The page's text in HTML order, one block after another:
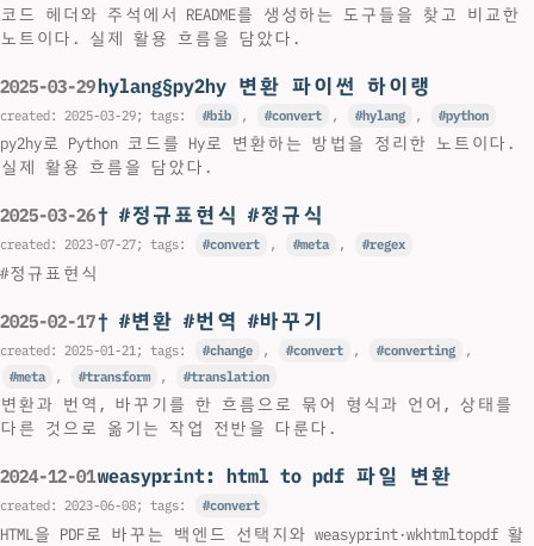
코드 헤더와 주석에서 README를 생성하는 도구들을 찾고 비교한
노트이다. 실제 활용 흐름을 담았다.
2025-03-29hylang§py2hy 변환 파이썬 하이랭
created: 2025-03-29; tags: bib , convert , hylang , python
py2hy로 Python 코드를 Hy로 변환하는 방법을 정리한 노트이다.
실제 활용 흐름을 담았다.
2025-03-26† #정규표현식 #정규식
created: 2023-07-27; tags: convert , meta , regex
#정규표현식
2025-02-17† #변환 #번역 #바꾸기
created: 2025-01-21 ; tags: change , convert , converting
,
meta
, transform , translation
변환과 번역, 바꾸기를 한 흐름으로 묶어 형식과 언어, 상태를
다른 것으로 옮기는 작업 전반을 다룬다.
2024-12-01weasyprint: html to pdf 파일 변환
created: 2023-06-08; tags: convert
HTML을 PDF로 바꾸는 백엔드 선택지와 weasyprint·wkhtmltopdf 활